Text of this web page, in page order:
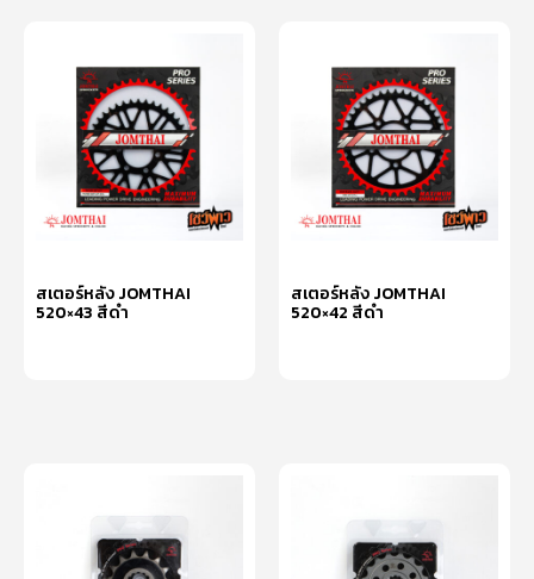
สเตอร์หลัง JOMTHAI
520×43 สีดำ
สเตอร์หลัง JOMTHAI
520×42 สีดำ